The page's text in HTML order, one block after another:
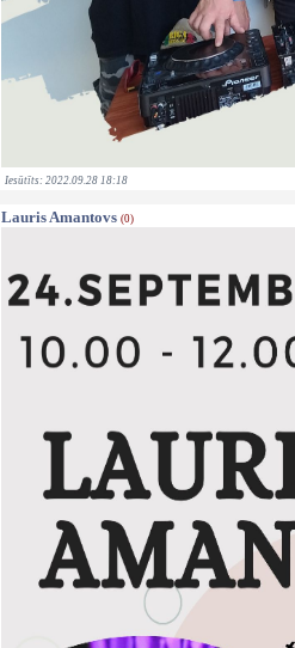
Iesūtīts: 2022.09.28 18:18
Lauris Amantovs (0)